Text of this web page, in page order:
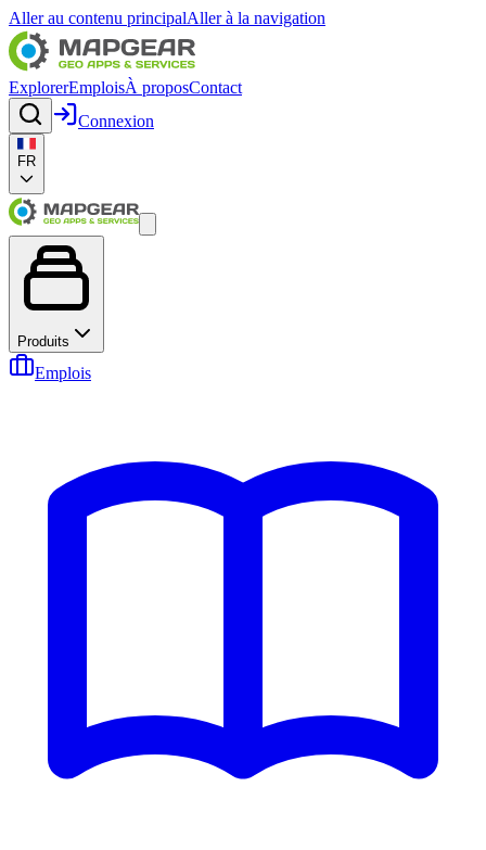
Aller au contenu principalAller à la navigation
ExplorerEmploisÀ proposContact
Connexion
FR
Produits
Emplois